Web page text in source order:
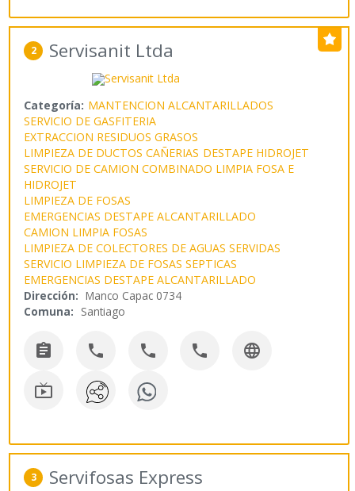
2 Servisanit Ltda
Categoría: MANTENCION ALCANTARILLADOS
SERVICIO DE GASFITERIA
EXTRACCION RESIDUOS GRASOS
LIMPIEZA DE DUCTOS CAÑERIAS DESTAPE HIDROJET
SERVICIO DE CAMION COMBINADO LIMPIA FOSA E
HIDROJET
LIMPIEZA DE FOSAS
EMERGENCIAS DESTAPE ALCANTARILLADO
CAMION LIMPIA FOSAS
LIMPIEZA DE COLECTORES DE AGUAS SERVIDAS
SERVICIO LIMPIEZA DE FOSAS SEPTICAS
EMERGENCIAS DESTAPE ALCANTARILLADO
Dirección: Manco Capac 0734
Comuna: Santiago
    

3 Servifosas Express